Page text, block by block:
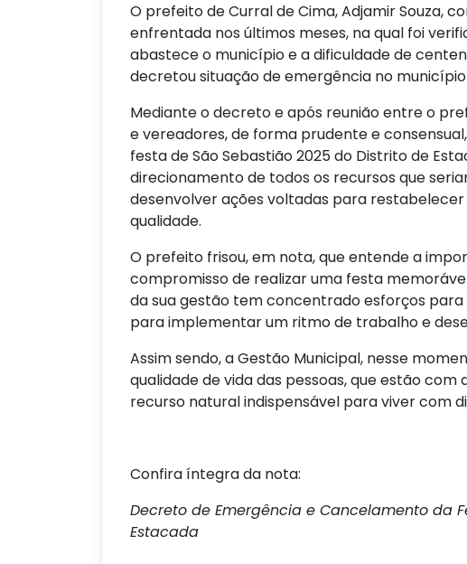
O prefeito de Curral de Cima, Adjamir Souza,
enfrentada nos últimos meses, na qual foi
abastece o município e a dificuldade de
decretou situação de emergência no
Mediante o decreto e após reunião entre o
e vereadores, de forma prudente e
festa de São Sebastião 2025 do Distrito de
direcionamento de todos os recursos que
desenvolver ações voltadas para
qualidade.
O prefeito frisou, em nota, que entende a
compromisso de realizar uma festa
da sua gestão tem concentrado esforços
para implementar um ritmo de trabalho e
Assim sendo, a Gestão Municipal, nesse
qualidade de vida das pessoas, que estão com
recurso natural indispensável para viver com
Confira íntegra da nota:
Decreto de Emergência e Cancelamento da
Estacada